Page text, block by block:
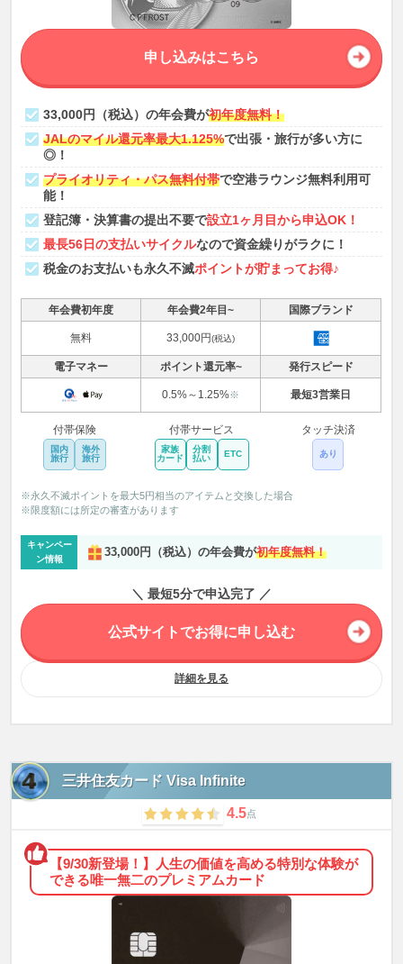
33,000円（税込）の年会費が初年度無料！
JALのマイル還元率最大1.125%で出張・旅行が多い方に
◎！
プライオリティ・パス無料付帯で空港ラウンジ無料利用可
能！
登記簿・決算書の提出不要で設立1ヶ月目から申込OK！
最長56日の支払いサイクルなので資金繰りがラクに！
税金のお支払いも永久不滅ポイントが貯まってお得♪
申し込みはこちら
年会費初年度 年会費2年目~ 国際ブランド
無料 33,000円(税込)
電子マネー ポイント還元率~ 発行スピード
0.5%～1.25%※ 最短3営業日
付帯保険
国内
旅行
海外
旅行
付帯サービス
家族
カード
分割
払い
ETC
タッチ決済
あり
※永久不滅ポイントを最大5円相当のアイテムと交換した場合
※限度額には所定の審査があります
キャンペー
ン情報
33,000円（税込）の年会費が初年度無料！
＼ 最短5分で申込完了 ／
公式サイトでお得に申し込む
詳細を見る
三井住友カード Visa Infinite
4.5点
【9/30新登場！】人生の価値を高める特別な体験が
できる唯一無二のプレミアムカード